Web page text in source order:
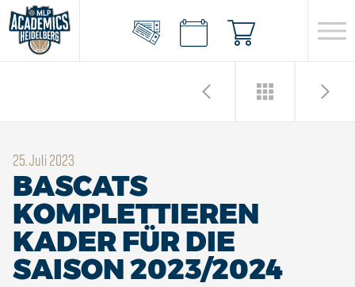
25. Juli 2023
BASCATS
KOMPLETTIEREN
KADER FÜR DIE
SAISON 2023/2024